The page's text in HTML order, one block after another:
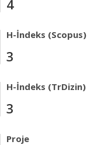
4
H-İndeks (Scopus)
3
H-İndeks (TrDizin)
3
Proje